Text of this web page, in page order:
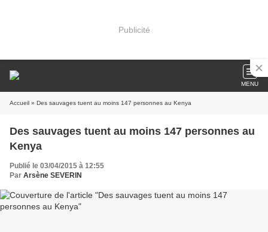
Publicité
MENU
Accueil » Des sauvages tuent au moins 147 personnes au Kenya
Des sauvages tuent au moins 147 personnes au
Kenya
Publié le 03/04/2015 à 12:55
Par Arsène SEVERIN